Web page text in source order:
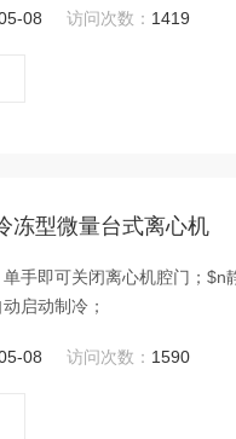
08 访问次数： 1419
冻型微量台式离心机
手即可关闭离心机腔门；
启动制冷；
08 访问次数： 1590